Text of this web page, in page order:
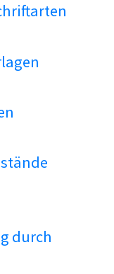
durch